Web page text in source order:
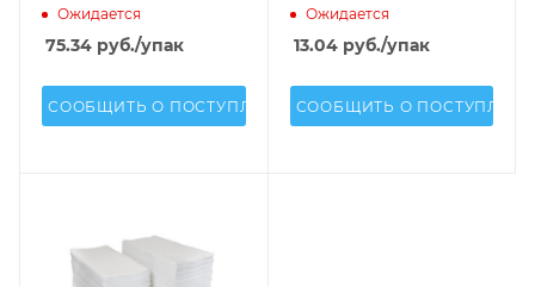
втулкой 100%
целлюлоза
Ожидается
75.34 руб./упак
СООБЩИТЬ О ПОСТУПЛЕНИИ
140м. двухслойные со
втулкой 100%
целлюлоза
Ожидается
13.04руб./упак
СООБЩИТЬ О